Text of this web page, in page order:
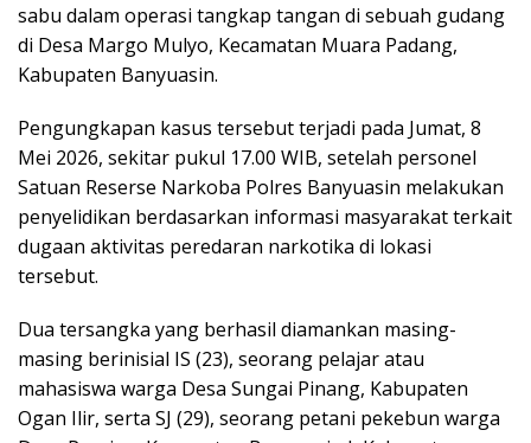
sabu dalam operasi tangkap tangan di sebuah gudang
di Desa Margo Mulyo, Kecamatan Muara Padang,
Kabupaten Banyuasin.
Pengungkapan kasus tersebut terjadi pada Jumat, 8
Mei 2026, sekitar pukul 17.00 WIB, setelah personel
Satuan Reserse Narkoba Polres Banyuasin melakukan
penyelidikan berdasarkan informasi masyarakat terkait
dugaan aktivitas peredaran narkotika di lokasi
tersebut.
Dua tersangka yang berhasil diamankan masing-
masing berinisial IS (23), seorang pelajar atau
mahasiswa warga Desa Sungai Pinang, Kabupaten
Ogan Ilir, serta SJ (29), seorang petani pekebun warga